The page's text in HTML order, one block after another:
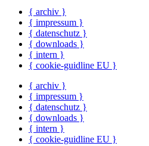
{ archiv }
{ impressum }
{ datenschutz }
{ downloads }
{ intern }
{ cookie-guidline EU }
{ archiv }
{ impressum }
{ datenschutz }
{ downloads }
{ intern }
{ cookie-guidline EU }